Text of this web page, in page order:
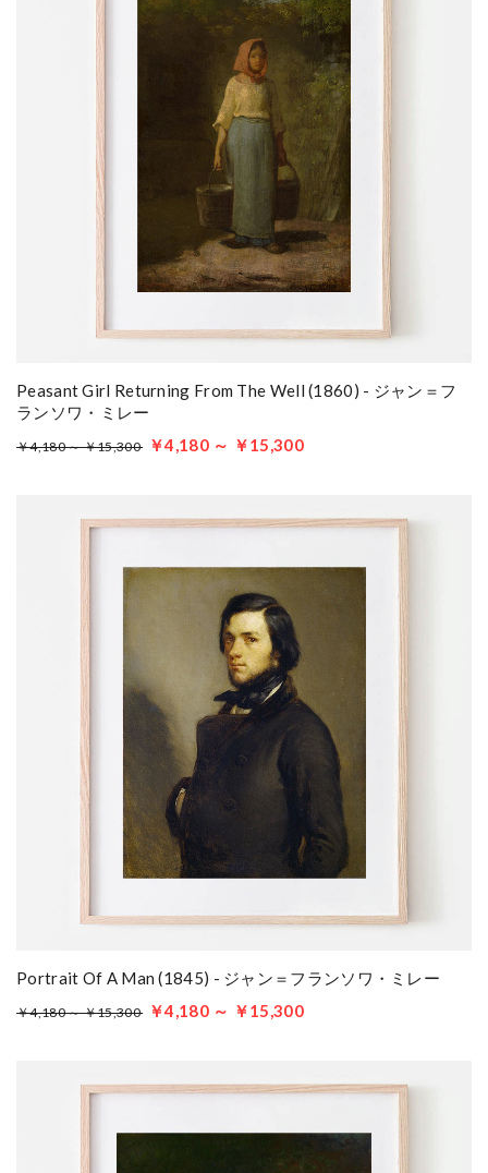
Peasant Girl Returning From The Well (1860) - ジャン＝フ
ランソワ・ミレー
￥4,180 ～ ￥15,300 ￥4,180 ～ ￥15,300
Portrait Of A Man (1845) - ジャン＝フランソワ・ミレー
￥4,180 ～ ￥15,300 ￥4,180 ～ ￥15,300